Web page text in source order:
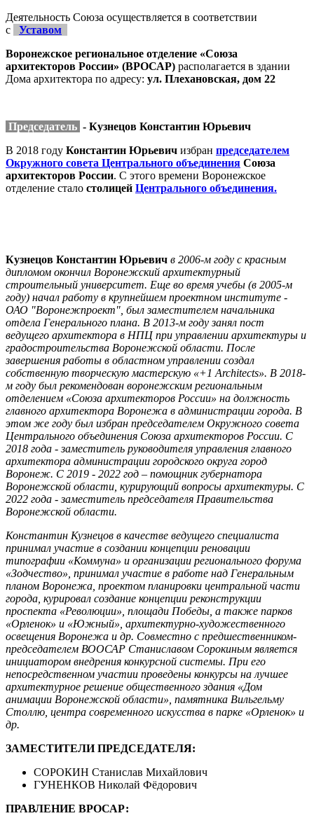
Деятельность Союза осуществляется в соответствии
с
Уставом
Воронежское региональное отделение «Союза
архитекторов России» (ВРОСАР) располагается в здании
Дома архитектора по адресу: ул. Плехановская, дом 22
Председатель - Кузнецов Константин Юрьевич
В 2018 году Константин Юрьевич избран председателем
Окружного совета Центрального объединения Союза
архитекторов России. С этого времени Воронежское
отделение стало столицей Центрального объединения.
Кузнецов Константин Юрьевич в 2006-м году с красным
дипломом окончил Воронежский архитектурный
строительный университет. Еще во время учебы (в 2005-м
году) начал работу в крупнейшем проектном институте -
ОАО "Воронежпроект", был заместителем начальника
отдела Генерального плана. В 2013-м году занял пост
ведущего архитектора в НПЦ при управлении архитектуры и
градостроительства Воронежской области. После
завершения работы в областном управлении создал
собственную творческую мастерскую «+1 Architects». В 2018-
м году был рекомендован воронежским региональным
отделением «Союза архитекторов России» на должность
главного архитектора Воронежа в администрации города. В
этом же году был избран председателем Окружного совета
Центрального объединения Союза архитекторов России. C
2018 года - заместитель руководителя управления главного
архитектора администрации городского округа город
Воронеж. С 2019 - 2022 год – помощник губернатора
Воронежской области, курирующий вопросы архитектуры. С
2022 года - заместитель председателя Правительства
Воронежской области.
Константин Кузнецов в качестве ведущего специалиста
принимал участие в создании концепции реновации
типографии «Коммуна» и организации регионального форума
«Зодчество», принимал участие в работе над Генеральным
планом Воронежа, проектом планировки центральной части
города, курировал создание концепции реконструкции
проспекта «Революции», площади Победы, а также парков
«Орленок» и «Южный», архитектурно-художественного
освещения Воронежа и др. Совместно с предшественником-
председателем ВООСАР Станиславом Сорокиным является
инициатором внедрения конкурсной системы. При его
непосредственном участии проведены конкурсы на лучшее
архитектурное решение общественного здания «Дом
анимации Воронежской области», памятника Вильгельму
Столлю, центра современного искусства в парке «Орленок» и
др.
ЗАМЕСТИТЕЛИ ПРЕДСЕДАТЕЛЯ:
СОРОКИН Станислав Михайлович
ГУНЕНКОВ Николай Фёдорович
ПРАВЛЕНИЕ ВРОСАР: